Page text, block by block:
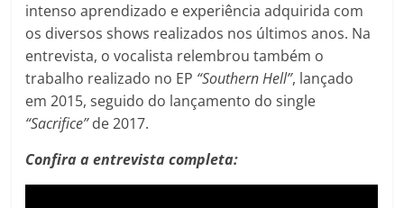
intenso aprendizado e experiência adquirida com
os diversos shows realizados nos últimos anos. Na
entrevista, o vocalista relembrou também o
trabalho realizado no EP “Southern Hell”, lançado
em 2015, seguido do lançamento do single
“Sacrifice”de 2017.
Confira a entrevista completa: